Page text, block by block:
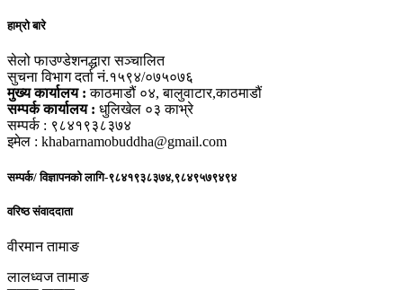
हाम्रो बारे
सेलो फाउण्डेशनद्धारा सञ्चालित
सुचना विभाग दर्ता नं.१५९४/०७५०७६
मुख्य कार्यालय : काठमाडौं ०४, बालुवाटार,काठमाडौं
सम्पर्क कार्यालय : धुलिखेल ०३ काभ्रे
सम्पर्क : ९८४१९३८३७४
इमेल : khabarnamobuddha@gmail.com
सम्पर्क/ विज्ञापनको लागि-९८४१९३८३७४,९८४९५७९४९४
वरिष्ठ संवाददाता
वीरमान तामाङ
लालध्वज तामाङ